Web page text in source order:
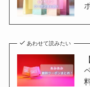
あわせて読みたい